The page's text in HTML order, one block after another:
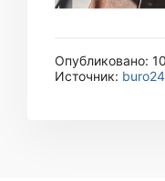
Опубликовано:
Источник: